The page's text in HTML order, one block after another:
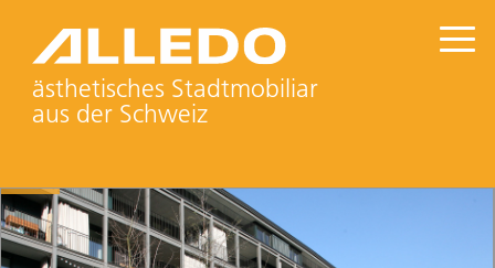
ästhetisches Stadtmobiliar
aus der Schweiz